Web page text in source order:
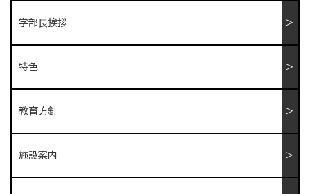
学部長挨拶
特色
教育方針
施設案内